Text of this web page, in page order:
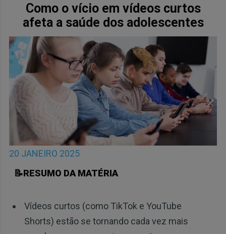
Como o vício em vídeos curtos
afeta a saúde dos adolescentes
20 JANEIRO 2025
📝RESUMO DA MATÉRIA
Vídeos curtos (como TikTok e YouTube
Shorts) estão se tornando cada vez mais